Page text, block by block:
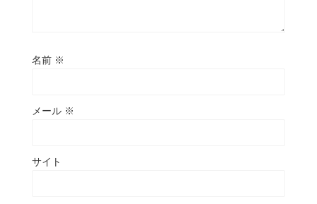
名前 ※
メール ※
サイト